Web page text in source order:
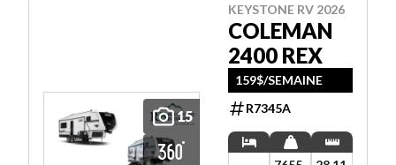
15
KEYSTONE RV 2026
COLEMAN
2400 REX
159$/SEMAINE
R7345A